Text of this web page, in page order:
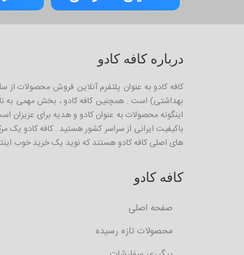
درباره کافه کادو
بهداشتی) است . همچنین کافه کادو ، بخش مهمی به نام
باکیفیت ایرانی از سراسر کشور هستید . کافه کادو یک
های اصلی کافه کادو هستند که نوید یک خرید خوب
کافه کادو
صفحه اصلی
محصولات تازه رسیده